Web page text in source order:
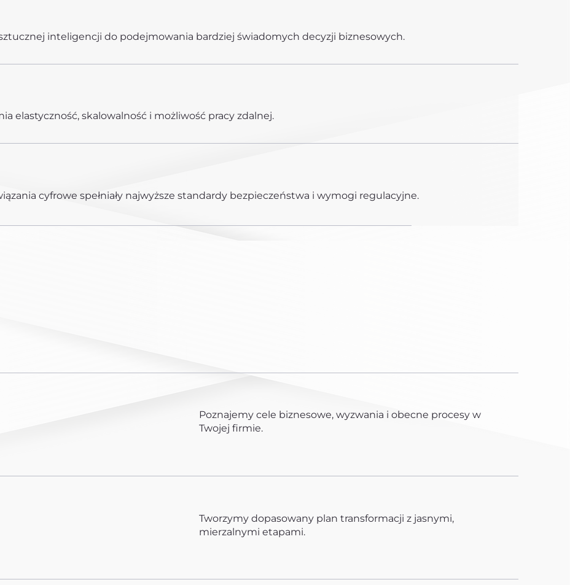
inteligencji do podejmowania bardziej świadomych decyzji biznesowych.
elastyczność, skalowalność i możliwość pracy zdalnej.
cyfrowe spełniały najwyższe standardy bezpieczeństwa i wymogi regulacyjne.
Poznajemy cele biznesowe, wyzwania i obecne procesy w
Twojej firmie.
Tworzymy dopasowany plan transformacji z jasnymi,
mierzalnymi etapami.